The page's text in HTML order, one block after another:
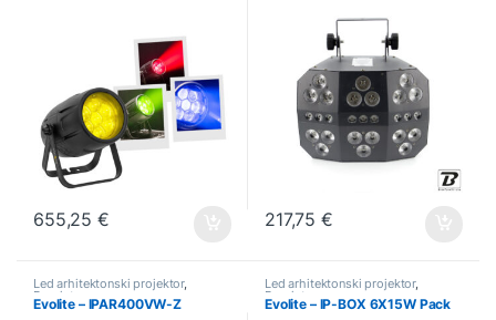
655,25€ 217,75€
Led arhitektonski projektor,
Rasvjeta
Evolite – IPAR400VW-Z
Led arhitektonski projektor,
Rasvjeta
Evolite – IP-BOX 6X15W Pack